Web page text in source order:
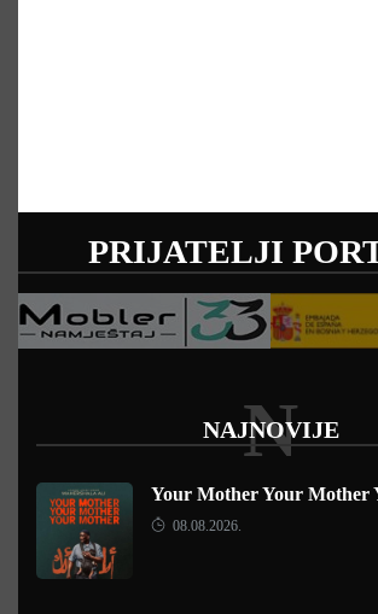
PRIJATELJI
NAJNOVIJE
N
Your Mother Your Mother
08.08.2026.